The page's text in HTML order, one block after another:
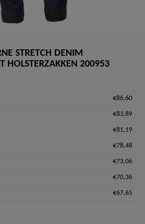
STRETCH DENIM
HOLSTERZAKKEN 200953
€86,60
€83,89
€81,19
€78,48
€73,06
€70,36
€67,65